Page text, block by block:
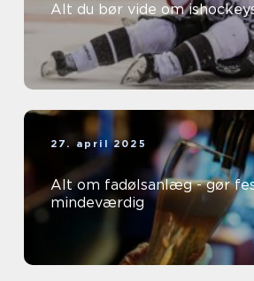
Alt du bør vide om
27. april 2025
Alt om fadølsanlæg - gør
mindeværdig